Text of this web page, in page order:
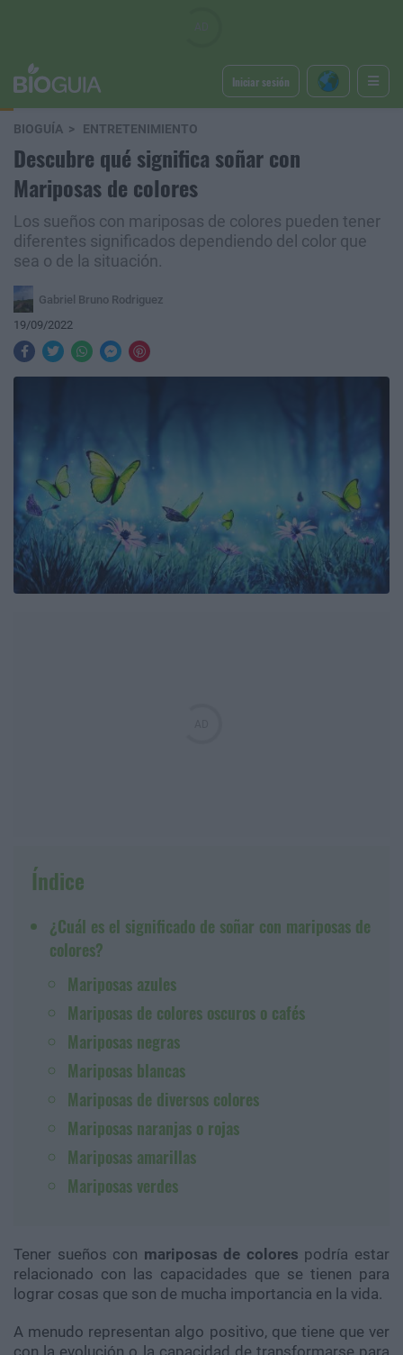
Iniciar sesión
BIOGUÍA ENTRETENIMIENTO
Descubre qué significa soñar con
Mariposas de colores
Los sueños con mariposas de colores pueden tener
diferentes significados dependiendo del color que
sea o de la situación.
Gabriel Bruno Rodriguez
19/09/2022
Índice
¿Cuál es el significado de soñar con mariposas de
colores?
Mariposas azules
Mariposas de colores oscuros o cafés
Mariposas negras
Mariposas blancas
Mariposas de diversos colores
Mariposas naranjas o rojas
Mariposas amarillas
Mariposas verdes
Tener sueños con mariposas de colores podría estar
relacionado con las capacidades que se tienen para
lograr cosas que son de mucha importancia en la vida.
A menudo representan algo positivo, que tiene que ver
con la evolución o la capacidad de transformarse para